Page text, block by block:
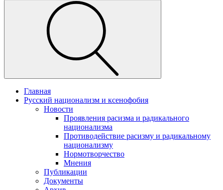
Главная
Русский национализм и ксенофобия
Новости
Проявления расизма и радикального
национализма
Противодействие расизму и радикальному
национализму
Нормотворчество
Мнения
Публикации
Документы